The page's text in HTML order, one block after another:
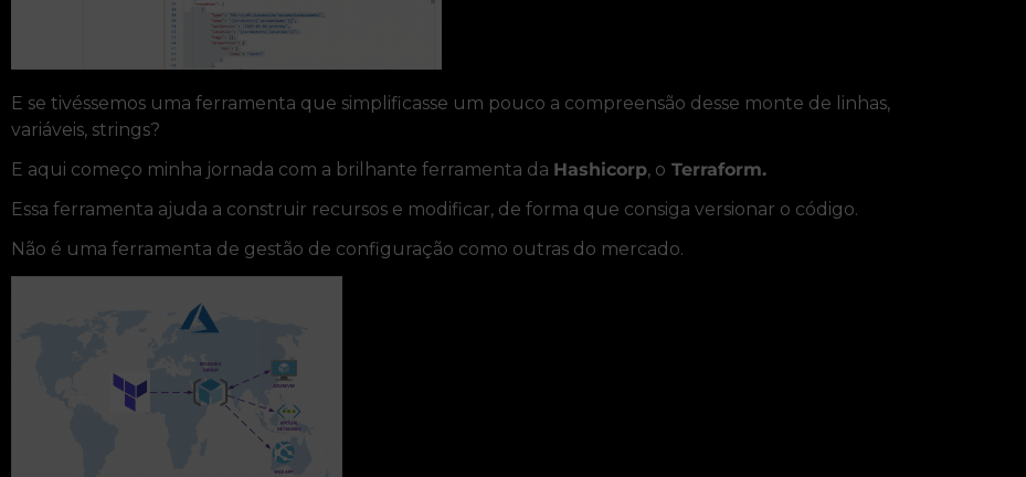
E se tivéssemos uma ferramenta que simplificasse um pouco a compreensão desse monte de linhas,
variáveis, strings?
E aqui começo minha jornada com a brilhante ferramenta da Hashicorp, o Terraform.
Essa ferramenta ajuda a construir recursos e modificar, de forma que consiga versionar o código.
Não é uma ferramenta de gestão de configuração como outras do mercado.